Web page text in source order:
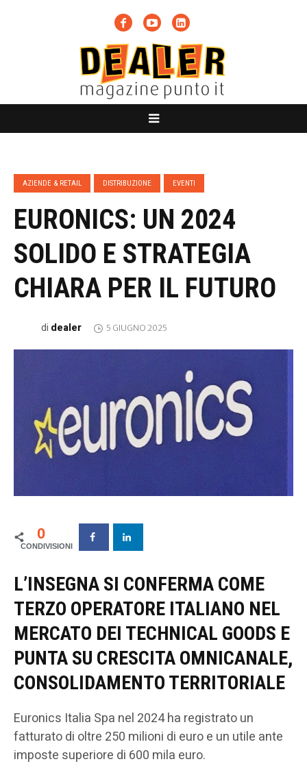
AZIENDE & RETAIL DISTRIBUZIONE EVENTI
EURONICS: UN 2024
SOLIDO E STRATEGIA
CHIARA PER IL FUTURO
di dealer 5 GIUGNO 2025
0
L’INSEGNA SI CONFERMA COME
TERZO OPERATORE ITALIANO NEL
MERCATO DEI TECHNICAL GOODS E
PUNTA SU CRESCITA OMNICANALE,
CONSOLIDAMENTO TERRITORIALE
Euronics Italia Spa nel 2024 ha registrato un
fatturato di oltre 250 milioni di euro e un utile ante
imposte superiore di 600 mila euro.